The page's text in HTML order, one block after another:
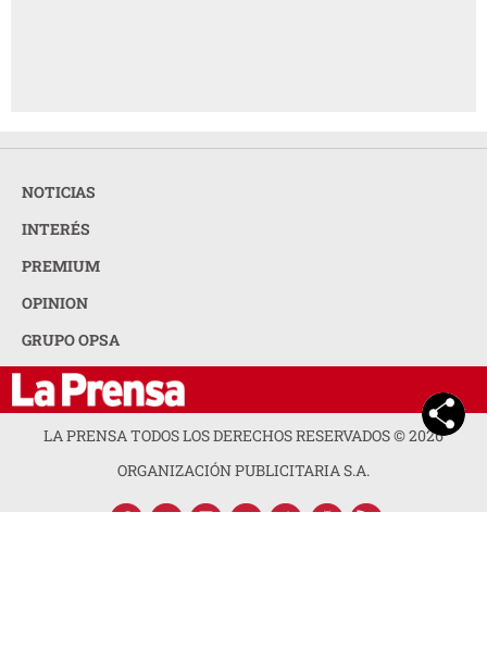
NOTICIAS
INTERÉS
PREMIUM
OPINION
GRUPO OPSA
LA PRENSA TODOS LOS DERECHOS RESERVADOS ©2026
ORGANIZACIÓN PUBLICITARIA S.A.